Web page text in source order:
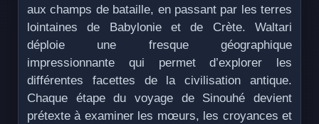
aux champs de bataille, en passant par les terres
lointaines de Babylonie et de Crète. Waltari
déploie une fresque géographique
impressionnante qui permet d’explorer les
différentes facettes de la civilisation antique.
Chaque étape du voyage de Sinouhé devient
prétexte à examiner les mœurs, les croyances et